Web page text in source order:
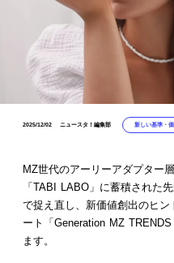
2025/12/02 ニュースタ！編集部 新しい基準・
MZ世代のアーリーアダプター
「TABI LABO」に蓄積された
で捉え直し、新価値創出のヒ
ート「Generation MZ
ます。